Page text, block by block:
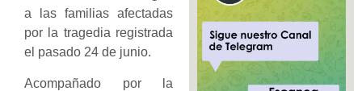
a las familias afectadas
por la tragedia registrada
el pasado 24 de junio.
Acompañado por la